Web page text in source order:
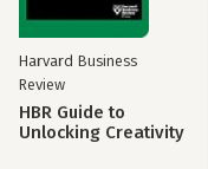
Harvard Business
Review
HBR Guide to
Unlocking Creativity